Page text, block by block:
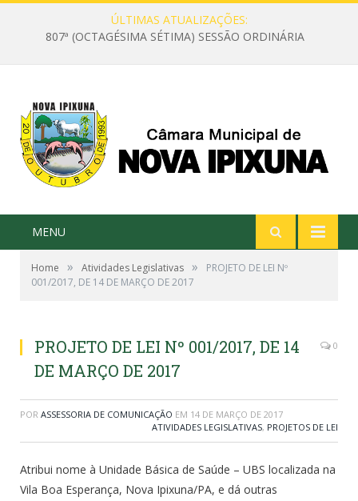
ÚLTIMAS ATUALIZAÇÕES:
807ª (OCTAGÉSIMA SÉTIMA) SESSÃO ORDINÁRIA
MENU
Home » Atividades Legislativas »
PROJETO DE LEI Nº
001/2017, DE 14 DE MARÇO DE 2017
PROJETO DE LEI Nº 001/2017, DE 14
DE MARÇO DE 2017
0
POR ASSESSORIA DE COMUNICAÇÃO EM 14 DE MARÇO DE 2017
ATIVIDADES LEGISLATIVAS, PROJETOS DE LEI
Atribui nome à Unidade Básica de Saúde – UBS localizada na
Vila Boa Esperança, Nova Ipixuna/PA, e dá outras